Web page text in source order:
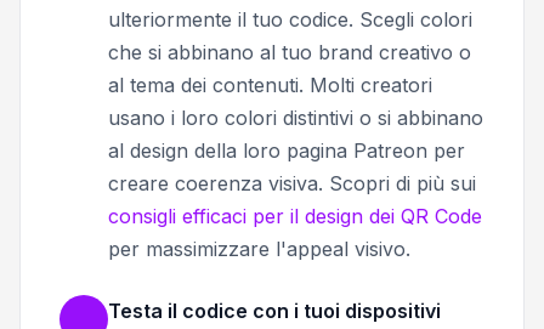
ulteriormente il tuo codice. Scegli colori
che si abbinano al tuo brand creativo o
al tema dei contenuti. Molti creatori
usano i loro colori distintivi o si abbinano
al design della loro pagina Patreon per
creare coerenza visiva. Scopri di più sui
consigli efficaci per il design dei QR Code
per massimizzare l'appeal visivo.
Testa il codice con i tuoi dispositivi